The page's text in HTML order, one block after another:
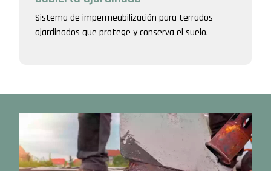
Sistema de impermeabilización para terrados
ajardinados que protege y conserva el suelo.